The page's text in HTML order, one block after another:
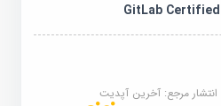
انتشار مرجع:آخرین آپدیت